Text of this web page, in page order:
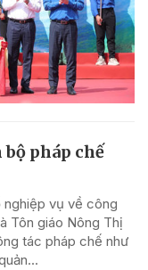
pháp chế
nghiệp vụ về công
Tôn giáo Nông Thị
tác pháp chế như